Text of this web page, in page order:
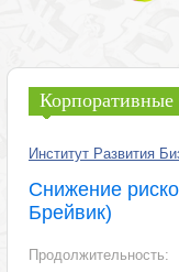
Корпоративные
Институт Развития
Снижение
Брейвик)
Продолжительность: